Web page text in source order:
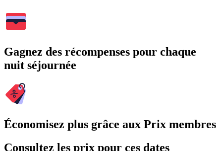
Gagnez des récompenses pour chaque
nuit séjournée
Économisez plus grâce aux Prix membres
Consultez les prix pour ces dates